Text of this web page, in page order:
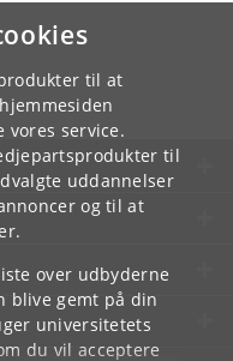
til at
service.
til
uddannelser
og til at
over udbyderne
blive gemt på din
universitetets
du vil acceptere